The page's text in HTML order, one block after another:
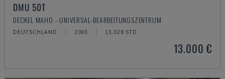
DMU 50T
DECKEL MAHO - UNIVERSAL-BEARBEITUNGSZENTRUM
DEUTSCHLAND 2003 13.028 STD
13.000 €